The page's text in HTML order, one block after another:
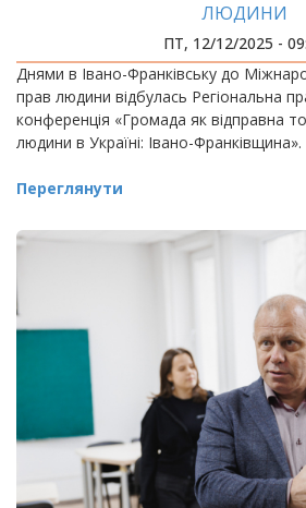
ЛЮДИНИ
ПТ, 12/12/2025 -
Днями в Івано-Франківську до
прав людини відбулась Регіональна
конференція «Громада як відправна
людини в Україні: Івано-Франківщина».
Переглянути